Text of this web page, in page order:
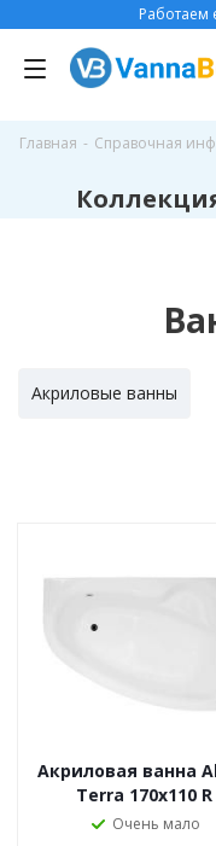
Работаем
Главная - Справочная
Акриловые ванны
Акриловая ванна
Terra 170x110 R
Очень мало